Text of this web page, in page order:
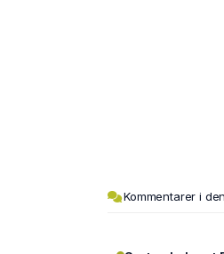
Kommentarer i